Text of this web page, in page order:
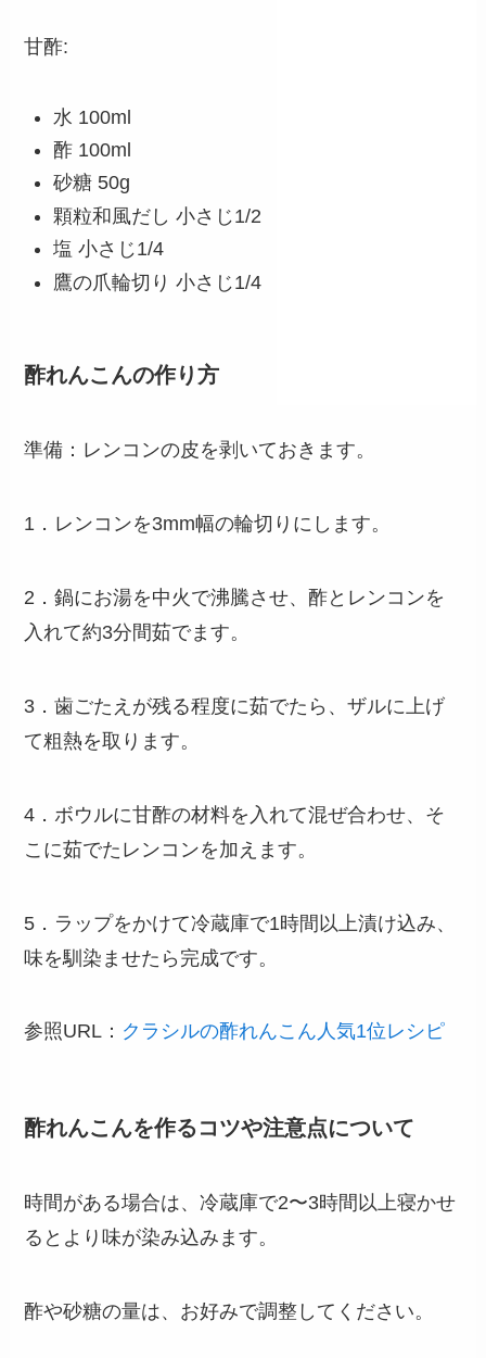
甘酢:
水 100ml
酢 100ml
砂糖 50g
顆粒和風だし 小さじ1/2
塩 小さじ1/4
鷹の爪輪切り 小さじ1/4
酢れんこんの作り方
準備：レンコンの皮を剥いておきます。
1．レンコンを3mm幅の輪切りにします。
2．鍋にお湯を中火で沸騰させ、酢とレンコンを
入れて約3分間茹でます。
3．歯ごたえが残る程度に茹でたら、ザルに上げ
て粗熱を取ります。
4．ボウルに甘酢の材料を入れて混ぜ合わせ、そ
こに茹でたレンコンを加えます。
5．ラップをかけて冷蔵庫で1時間以上漬け込み、
味を馴染ませたら完成です。
参照URL： クラシルの酢れんこん人気1位レシピ
酢れんこんを作るコツや注意点について
時間がある場合は、冷蔵庫で2〜3時間以上寝かせ
るとより味が染み込みます。
酢や砂糖の量は、お好みで調整してください。